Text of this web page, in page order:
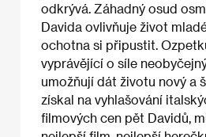
odkrývá. Záhadný osud
Davida ovlivňuje život
ochotna si připustit.
vyprávějící o síle
umožňují dát životu nový a
získal na vyhlašování
filmových cen pět Davidů,